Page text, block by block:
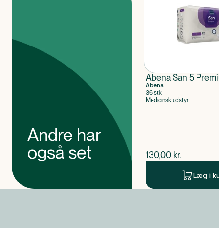
Andre har
også set
Abena San 5
Abena
36 stk
Medicinsk udstyr
$nuværende pris
130,00 kr.
Læg i